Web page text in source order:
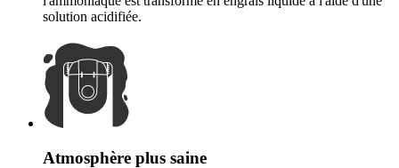
solution acidifiée.
Atmosphère plus saine